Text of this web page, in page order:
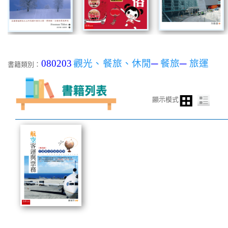
書籍類別： 080203 觀光、餐旅、休閒─ 餐旅─ 旅運
顯示模式